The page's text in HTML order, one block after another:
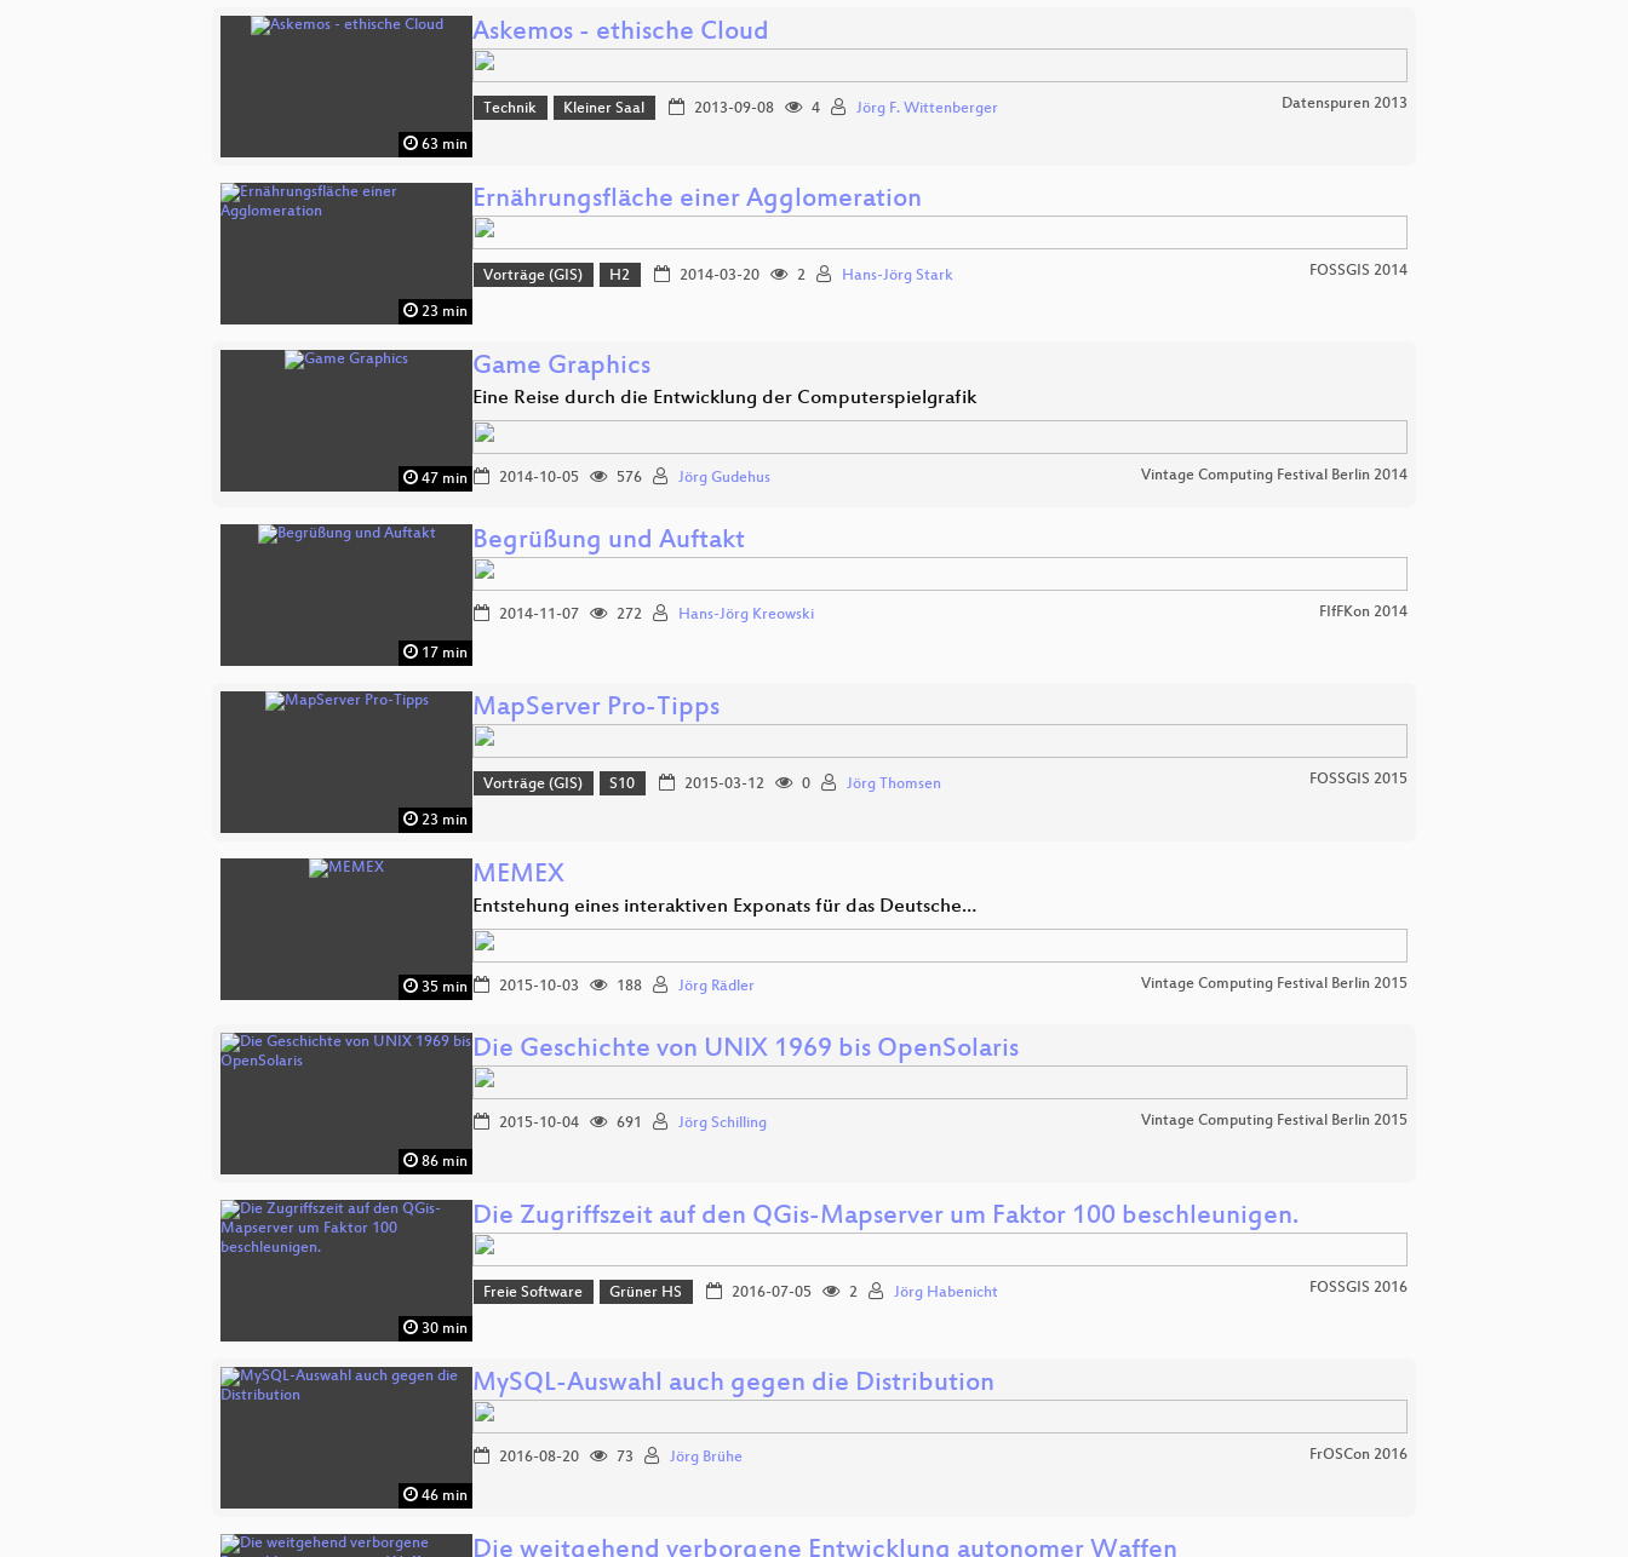
63 min
Askemos - ethische Cloud
Technik Kleiner Saal 2013-09-08 4 Jörg F. Wittenberger Datenspuren 2013
23 min
Ernährungsfläche einer Agglomeration
Vorträge (GIS) H2 2014-03-20 2 Hans-Jörg Stark FOSSGIS 2014
47 min
Game Graphics
Eine Reise durch die Entwicklung der Computerspielgrafik
2014-10-05 576 Jörg Gudehus Vintage Computing Festival Berlin 2014
17 min
Begrüßung und Auftakt
2014-11-07 272 Hans-Jörg Kreowski FIfFKon 2014
23 min
MapServer Pro-Tipps
Vorträge (GIS) S10 2015-03-12 0 Jörg Thomsen FOSSGIS 2015
35 min
MEMEX
Entstehung eines interaktiven Exponats für das Deutsche…
2015-10-03 188 Jörg Rädler Vintage Computing Festival Berlin 2015
86 min
Die Geschichte von UNIX 1969 bis OpenSolaris
2015-10-04 691 Jörg Schilling Vintage Computing Festival Berlin 2015
30 min
Die Zugriffszeit auf den QGis-Mapserver um Faktor 100 beschleunigen.
Freie Software Grüner HS 2016-07-05 2 Jörg Habenicht FOSSGIS 2016
46 min
MySQL-Auswahl auch gegen die Distribution
2016-08-20 73 Jörg Brühe FrOSCon 2016